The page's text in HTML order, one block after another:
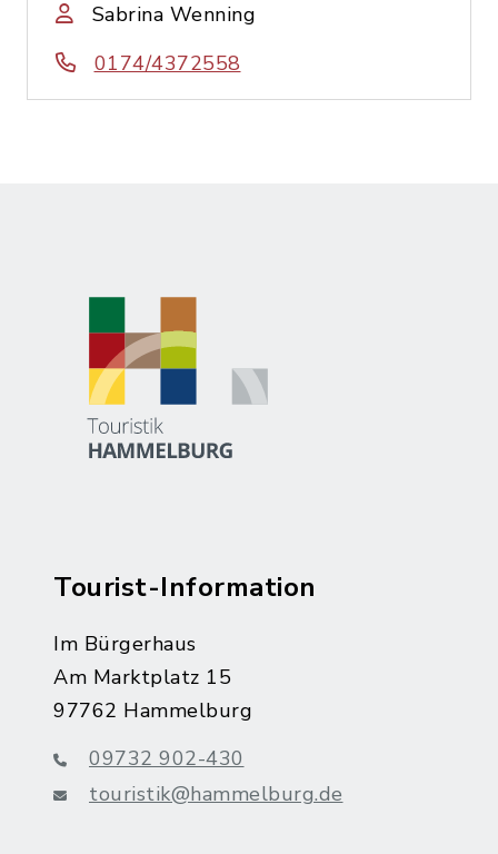
Sabrina Wenning
0174/4372558
Tourist-Information
Im Bürgerhaus
Am Marktplatz 15
97762 Hammelburg
09732 902-430
touristik@hammelburg.de